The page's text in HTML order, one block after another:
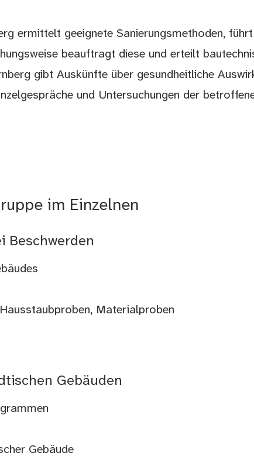
ermittelt geeignete Sanierungsmethoden, führt
beauftragt diese und erteilt
gibt Auskünfte über gesundheitliche
und Untersuchungen der
im Einzelnen
Beschwerden
Materialproben
Gebäuden
Gebäude